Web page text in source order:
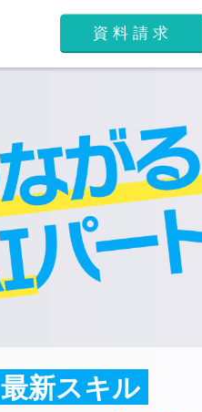
資料請求
最新スキル